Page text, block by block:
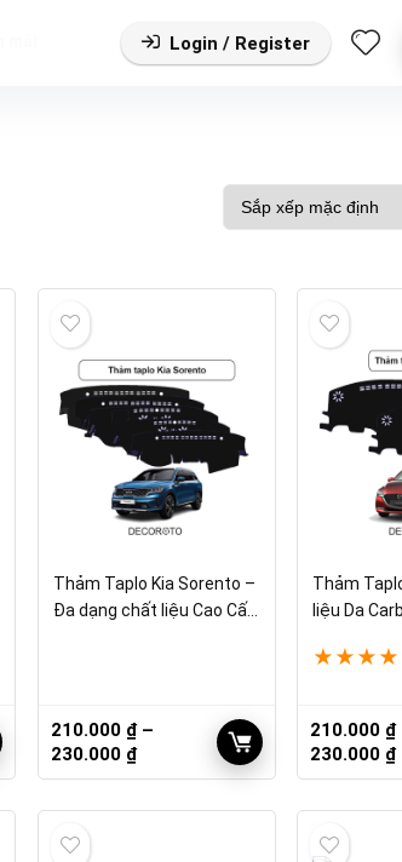
Login / Register
Thảm Taplo Kia Sorento –
Đa dạng chất liệu Cao Cấp,
210.000 ₫ –
230.000 ₫Khoảng
giá:
Thảm
liệu Da
★ ★ ★ ★
210.000 ₫
230.000 ₫